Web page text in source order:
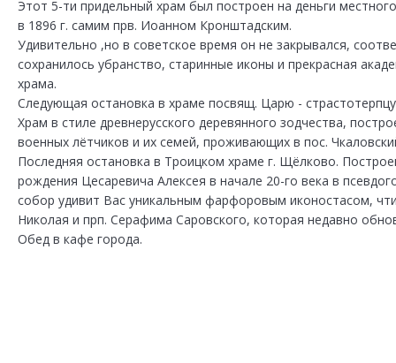
Этот 5-ти придельный храм был построен на деньги
в 1896 г. самим прв. Иоанном Кронштадским.
Удивительно ,но в советское время он не закрывался,
сохранилось убранство, старинные иконы и прекрасная
храма.
Следующая остановка в храме посвящ. Царю -
Храм в стиле древнерусского деревянного зодчества,
военных лётчиков и их семей, проживающих в пос.
Последняя остановка в Троицком храме г. Щёлково.
рождения Цесаревича Алексея в начале 20-го века в
собор удивит Вас уникальным фарфоровым иконостасом,
Николая и прп. Серафима Саровского, которая недавно
Обед в кафе города.